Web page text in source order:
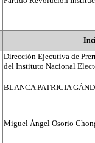
Dirección Ejecutiva de
del Instituto Nacional
BLANCA PATRICIA
Miguel Ángel Osorio